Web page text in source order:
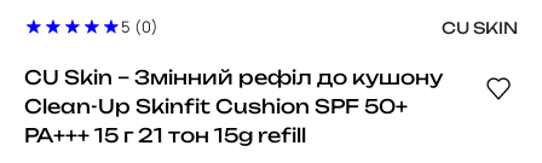
5 (0) CU SKIN
CU Skin – Змінний рефіл до кушону
Clean-Up Skinfit Cushion SPF 50+
PA+++ 15 г 21 тон 15g refill